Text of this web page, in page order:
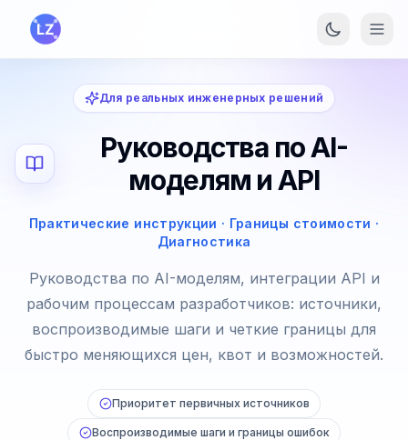
Перейти к основному содержанию
Для реальных инженерных решений
Руководства по AI-
моделям и API
Практические инструкции · Границы стоимости ·
Диагностика
Руководства по AI-моделям, интеграции API и
рабочим процессам разработчиков: источники,
воспроизводимые шаги и четкие границы для
быстро меняющихся цен, квот и возможностей.
Приоритет первичных источников
Воспроизводимые шаги и границы ошибок